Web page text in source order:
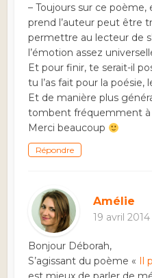
– Toujours sur ce
prend l’auteur peut être
permettre au lecteur de
l’émotion assez
Et pour finir, te serait-il
tu l’as fait pour la
Et de manière plus
tombent fréquemment à
Merci beaucoup
Répondre
Amélie
19 avril
Bonjour Déborah,
S’agissant du poème «